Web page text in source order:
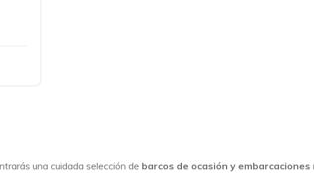
una cuidada selección de barcos de ocasión y